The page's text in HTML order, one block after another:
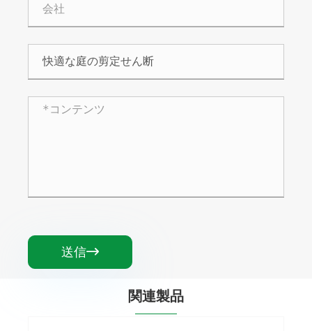
送信
関連製品